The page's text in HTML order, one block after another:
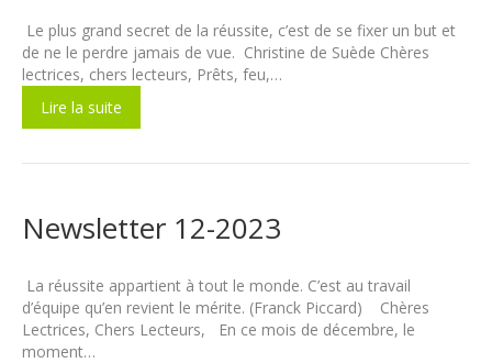
Le plus grand secret de la réussite, c’est de se fixer un but et
de ne le perdre jamais de vue. Christine de Suède Chères
lectrices, chers lecteurs, Prêts, feu,…
Lire la suite
Newsletter 12-2023
La réussite appartient à tout le monde. C’est au travail
d’équipe qu’en revient le mérite. (Franck Piccard) Chères
Lectrices, Chers Lecteurs, En ce mois de décembre, le
moment…